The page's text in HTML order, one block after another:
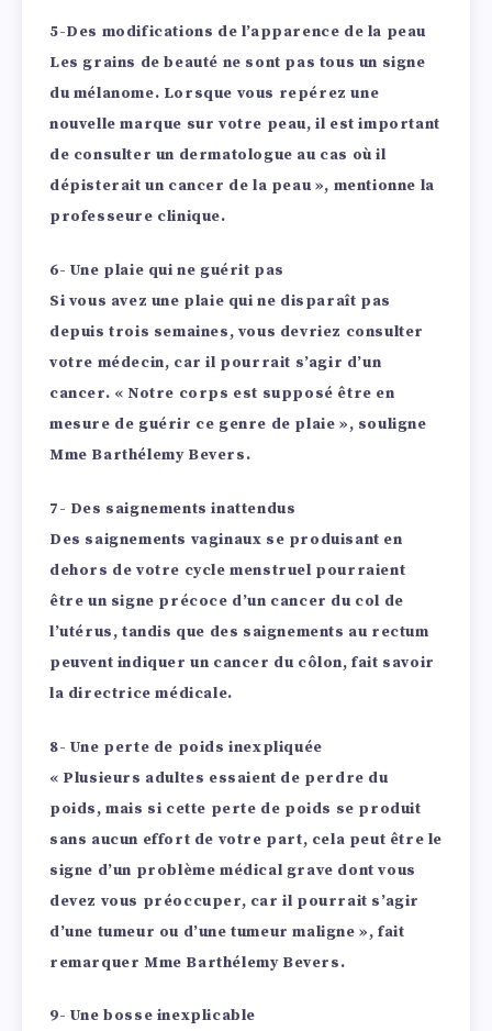
5-Des modifications de l’apparence de la peau
Les grains de beauté ne sont pas tous un signe
du mélanome. Lorsque vous repérez une
nouvelle marque sur votre peau, il est important
de consulter un dermatologue au cas où il
dépisterait un cancer de la peau », mentionne la
professeure clinique.
6- Une plaie qui ne guérit pas
Si vous avez une plaie qui ne disparaît pas
depuis trois semaines, vous devriez consulter
votre médecin, car il pourrait s’agir d’un
cancer. « Notre corps est supposé être en
mesure de guérir ce genre de plaie », souligne
Mme Barthélemy Bevers.
7- Des saignements inattendus
Des saignements vaginaux se produisant en
dehors de votre cycle menstruel pourraient
être un signe précoce d’un cancer du col de
l’utérus, tandis que des saignements au rectum
peuvent indiquer un cancer du côlon, fait savoir
la directrice médicale.
8- Une perte de poids inexpliquée
« Plusieurs adultes essaient de perdre du
poids, mais si cette perte de poids se produit
sans aucun effort de votre part, cela peut être le
signe d’un problème médical grave dont vous
devez vous préoccuper, car il pourrait s’agir
d’une tumeur ou d’une tumeur maligne », fait
remarquer Mme Barthélemy Bevers.
9- Une bosse inexplicable